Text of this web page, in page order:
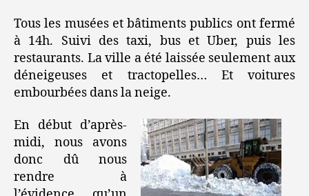
Tous les musées et bâtiments publics ont fermé
à 14h. Suivi des taxi, bus et Uber, puis les
restaurants. La ville a été laissée seulement aux
déneigeuses et tractopelles… Et voitures
embourbées dans la neige.
En début d’après-
midi, nous avons
donc dû nous
rendre à